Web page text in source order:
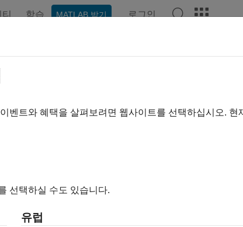
학습 MATLAB 받기 로그인
열의 최솟값 요소
= min(A,[],"all")
M = min(A,[],vecdim)
벤트와 혜택을 살펴보려면 웹사이트를 선택하십시오.
선택하실 수도 있습니다.
유럽